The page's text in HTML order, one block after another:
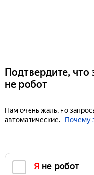
Подтвердите, что
не робот
Нам очень жаль, но
автоматические.
Почему
Я не робот